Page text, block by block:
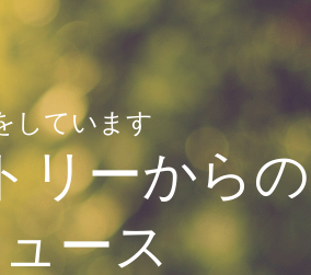
しています
リーからの
ース